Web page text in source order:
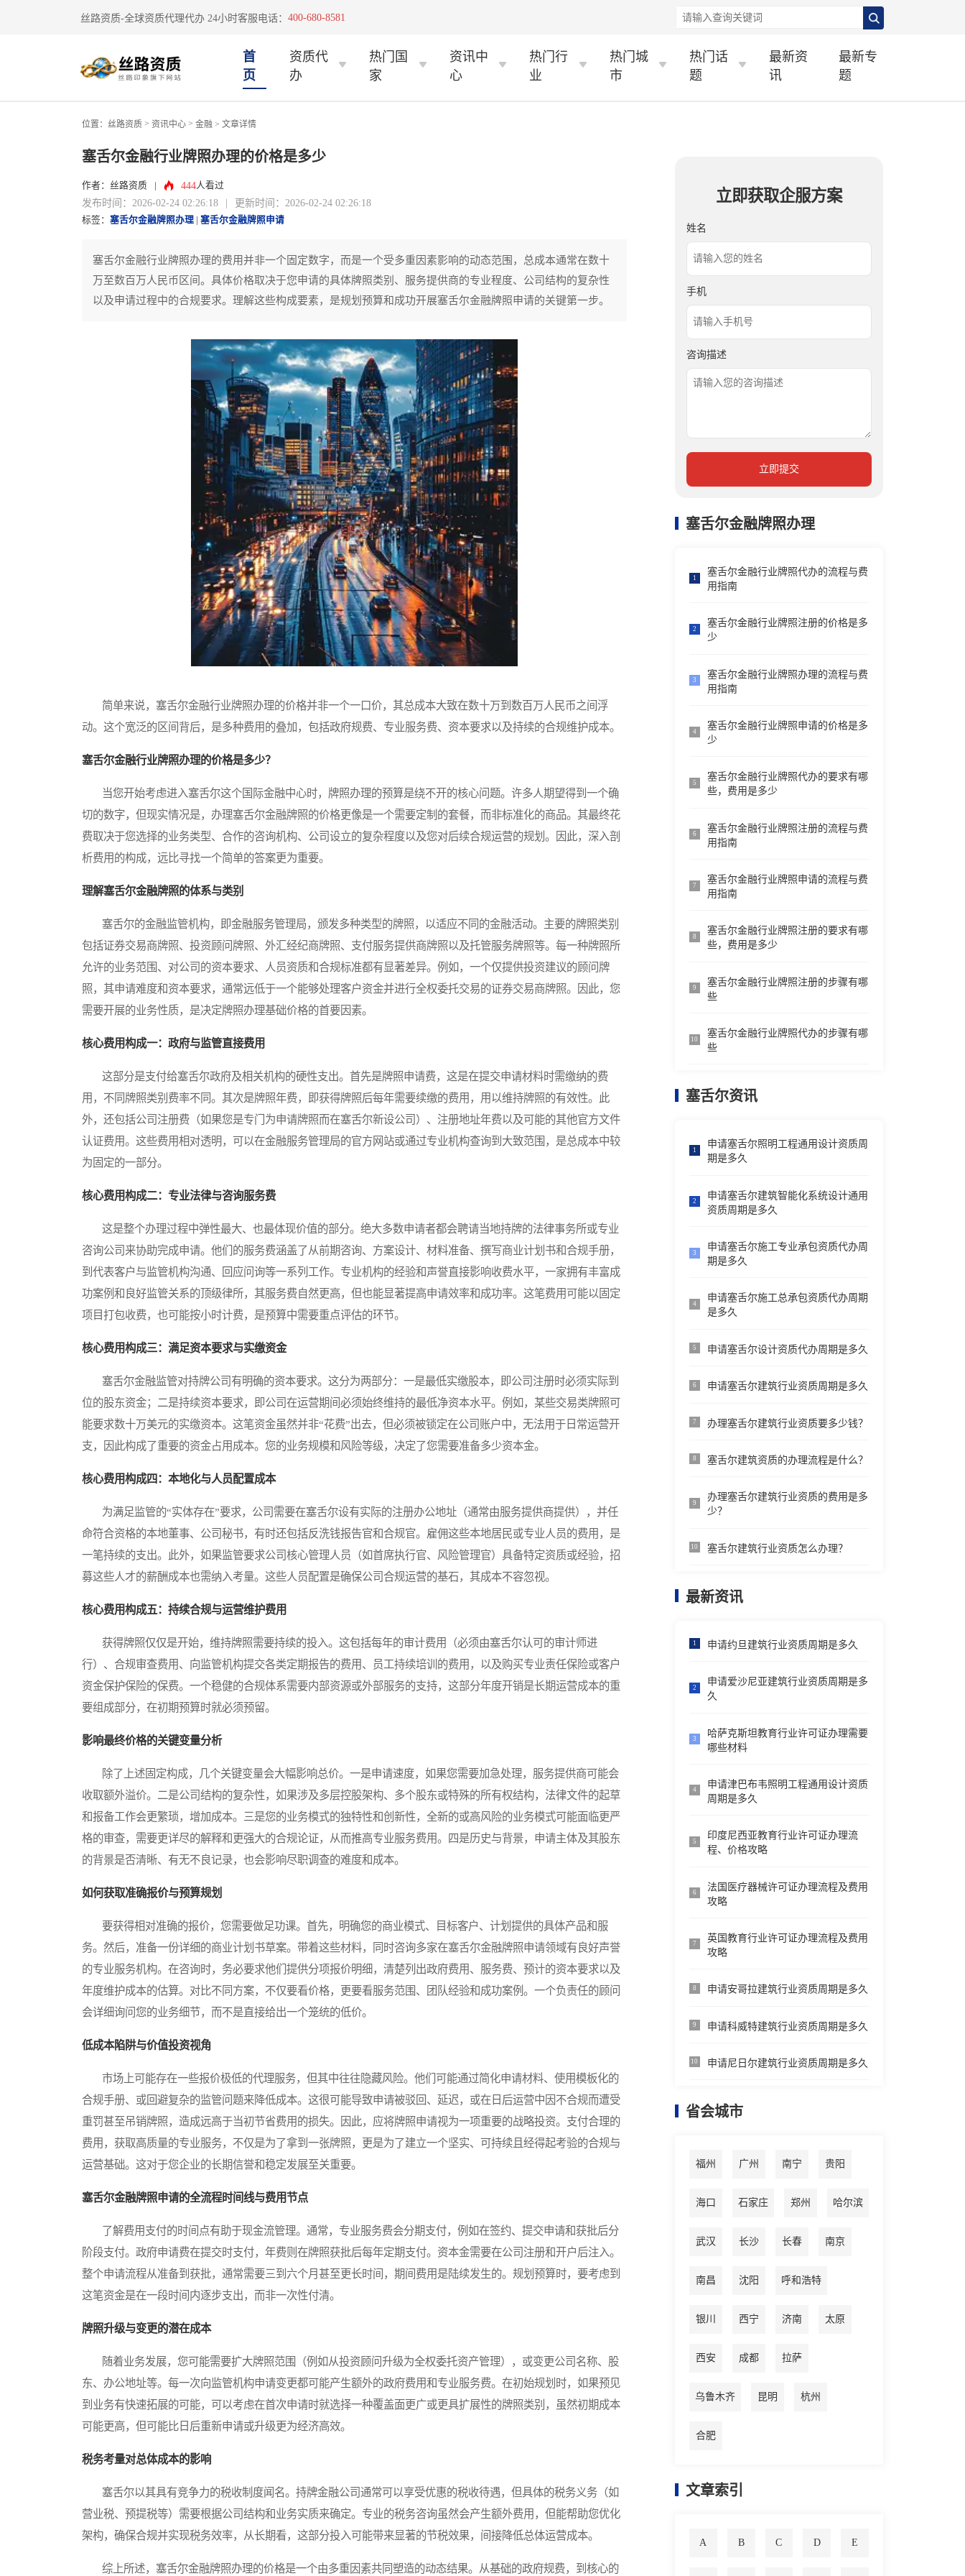
丝路资质-全球资质代理代办 24小时客服电话： 400-680-8581
首
页
资质代
办
热门国
家
资讯中
心
热门行
业
热门城
市
热门话
题
最新资
讯
最新专
题
位置： 丝路资质 > 资讯中心 > 金融 > 文章详情
塞舌尔金融行业牌照办理的价格是多少
作者：丝路资质 444人看过
发布时间：2026-02-24 02:26:18 | 更新时间：2026-02-24 02:26:18
标签： 塞舌尔金融牌照办理 塞舌尔金融牌照申请
塞舌尔金融行业牌照办理的费用并非一个固定数字，而是一个受多重因素影响的动态范围，总成本通常在数十
万至数百万人民币区间。具体价格取决于您申请的具体牌照类别、服务提供商的专业程度、公司结构的复杂性
以及申请过程中的合规要求。理解这些构成要素，是规划预算和成功开展塞舌尔金融牌照申请的关键第一步。
简单来说，塞舌尔金融行业牌照办理的价格并非一个一口价，其总成本大致在数十万到数百万人民币之间浮
动。这个宽泛的区间背后，是多种费用的叠加，包括政府规费、专业服务费、资本要求以及持续的合规维护成本。
塞舌尔金融行业牌照办理的价格是多少？
当您开始考虑进入塞舌尔这个国际金融中心时，牌照办理的预算是绕不开的核心问题。许多人期望得到一个确
切的数字，但现实情况是，办理塞舌尔金融牌照的价格更像是一个需要定制的套餐，而非标准化的商品。其最终花
费取决于您选择的业务类型、合作的咨询机构、公司设立的复杂程度以及您对后续合规运营的规划。因此，深入剖
析费用的构成，远比寻找一个简单的答案更为重要。
理解塞舌尔金融牌照的体系与类别
塞舌尔的金融监管机构，即金融服务管理局，颁发多种类型的牌照，以适应不同的金融活动。主要的牌照类别
包括证券交易商牌照、投资顾问牌照、外汇经纪商牌照、支付服务提供商牌照以及托管服务牌照等。每一种牌照所
允许的业务范围、对公司的资本要求、人员资质和合规标准都有显著差异。例如，一个仅提供投资建议的顾问牌
照，其申请难度和资本要求，通常远低于一个能够处理客户资金并进行全权委托交易的证券交易商牌照。因此，您
需要开展的业务性质，是决定牌照办理基础价格的首要因素。
核心费用构成一：政府与监管直接费用
这部分是支付给塞舌尔政府及相关机构的硬性支出。首先是牌照申请费，这是在提交申请材料时需缴纳的费
用，不同牌照类别费率不同。其次是牌照年费，即获得牌照后每年需要续缴的费用，用以维持牌照的有效性。此
外，还包括公司注册费（如果您是专门为申请牌照而在塞舌尔新设公司）、注册地址年费以及可能的其他官方文件
认证费用。这些费用相对透明，可以在金融服务管理局的官方网站或通过专业机构查询到大致范围，是总成本中较
为固定的一部分。
核心费用构成二：专业法律与咨询服务费
这是整个办理过程中弹性最大、也最体现价值的部分。绝大多数申请者都会聘请当地持牌的法律事务所或专业
咨询公司来协助完成申请。他们的服务费涵盖了从前期咨询、方案设计、材料准备、撰写商业计划书和合规手册，
到代表客户与监管机构沟通、回应问询等一系列工作。专业机构的经验和声誉直接影响收费水平，一家拥有丰富成
功案例和良好监管关系的顶级律所，其服务费自然更高，但也能显著提高申请效率和成功率。这笔费用可能以固定
项目打包收费，也可能按小时计费，是预算中需要重点评估的环节。
核心费用构成三：满足资本要求与实缴资金
塞舌尔金融监管对持牌公司有明确的资本要求。这分为两部分：一是最低实缴股本，即公司注册时必须实际到
位的股东资金；二是持续资本要求，即公司在运营期间必须始终维持的最低净资本水平。例如，某些交易类牌照可
能要求数十万美元的实缴资本。这笔资金虽然并非“花费”出去，但必须被锁定在公司账户中，无法用于日常运营开
支，因此构成了重要的资金占用成本。您的业务规模和风险等级，决定了您需要准备多少资本金。
核心费用构成四：本地化与人员配置成本
为满足监管的“实体存在”要求，公司需要在塞舌尔设有实际的注册办公地址（通常由服务提供商提供），并任
命符合资格的本地董事、公司秘书，有时还包括反洗钱报告官和合规官。雇佣这些本地居民或专业人员的费用，是
一笔持续的支出。此外，如果监管要求公司核心管理人员（如首席执行官、风险管理官）具备特定资质或经验，招
募这些人才的薪酬成本也需纳入考量。这些人员配置是确保公司合规运营的基石，其成本不容忽视。
核心费用构成五：持续合规与运营维护费用
获得牌照仅仅是开始，维持牌照需要持续的投入。这包括每年的审计费用（必须由塞舌尔认可的审计师进
行）、合规审查费用、向监管机构提交各类定期报告的费用、员工持续培训的费用，以及购买专业责任保险或客户
资金保护保险的保费。一个稳健的合规体系需要内部资源或外部服务的支持，这部分年度开销是长期运营成本的重
要组成部分，在初期预算时就必须预留。
影响最终价格的关键变量分析
除了上述固定构成，几个关键变量会大幅影响总价。一是申请速度，如果您需要加急处理，服务提供商可能会
收取额外溢价。二是公司结构的复杂性，如果涉及多层控股架构、多个股东或特殊的所有权结构，法律文件的起草
和报备工作会更繁琐，增加成本。三是您的业务模式的独特性和创新性，全新的或高风险的业务模式可能面临更严
格的审查，需要更详尽的解释和更强大的合规论证，从而推高专业服务费用。四是历史与背景，申请主体及其股东
的背景是否清晰、有无不良记录，也会影响尽职调查的难度和成本。
如何获取准确报价与预算规划
要获得相对准确的报价，您需要做足功课。首先，明确您的商业模式、目标客户、计划提供的具体产品和服
务。然后，准备一份详细的商业计划书草案。带着这些材料，同时咨询多家在塞舌尔金融牌照申请领域有良好声誉
的专业服务机构。在咨询时，务必要求他们提供分项报价明细，清楚列出政府费用、服务费、预计的资本要求以及
年度维护成本的估算。对比不同方案，不仅要看价格，更要看服务范围、团队经验和成功案例。一个负责任的顾问
会详细询问您的业务细节，而不是直接给出一个笼统的低价。
低成本陷阱与价值投资视角
市场上可能存在一些报价极低的代理服务，但其中往往隐藏风险。他们可能通过简化申请材料、使用模板化的
合规手册、或回避复杂的监管问题来降低成本。这很可能导致申请被驳回、延迟，或在日后运营中因不合规而遭受
重罚甚至吊销牌照，造成远高于当初节省费用的损失。因此，应将牌照申请视为一项重要的战略投资。支付合理的
费用，获取高质量的专业服务，不仅是为了拿到一张牌照，更是为了建立一个坚实、可持续且经得起考验的合规与
运营基础。这对于您企业的长期信誉和稳定发展至关重要。
塞舌尔金融牌照申请的全流程时间线与费用节点
了解费用支付的时间点有助于现金流管理。通常，专业服务费会分期支付，例如在签约、提交申请和获批后分
阶段支付。政府申请费在提交时支付，年费则在牌照获批后每年定期支付。资本金需要在公司注册和开户后注入。
整个申请流程从准备到获批，通常需要三到六个月甚至更长时间，期间费用是陆续发生的。规划预算时，要考虑到
这笔资金是在一段时间内逐步支出，而非一次性付清。
牌照升级与变更的潜在成本
随着业务发展，您可能需要扩大牌照范围（例如从投资顾问升级为全权委托资产管理），或变更公司名称、股
东、办公地址等。每一次向监管机构申请变更都可能产生额外的政府费用和专业服务费。在初始规划时，如果预见
到业务有快速拓展的可能，可以考虑在首次申请时就选择一种覆盖面更广或更具扩展性的牌照类别，虽然初期成本
可能更高，但可能比日后重新申请或升级更为经济高效。
税务考量对总体成本的影响
塞舌尔以其具有竞争力的税收制度闻名。持牌金融公司通常可以享受优惠的税收待遇，但具体的税务义务（如
营业税、预提税等）需要根据公司结构和业务实质来确定。专业的税务咨询虽然会产生额外费用，但能帮助您优化
架构，确保合规并实现税务效率，从长期看，这部分投入可能带来显著的节税效果，间接降低总体运营成本。
综上所述，塞舌尔金融牌照办理的价格是一个由多重因素共同塑造的动态结果。从基础的政府规费，到核心的
立即获取企服方案
姓名
手机
咨询描述
立即提交
塞舌尔金融牌照办理
1
塞舌尔金融行业牌照代办的流程与费
用指南
2
塞舌尔金融行业牌照注册的价格是多
少
3
塞舌尔金融行业牌照办理的流程与费
用指南
4
塞舌尔金融行业牌照申请的价格是多
少
5
塞舌尔金融行业牌照代办的要求有哪
些，费用是多少
6
塞舌尔金融行业牌照注册的流程与费
用指南
7
塞舌尔金融行业牌照申请的流程与费
用指南
8
塞舌尔金融行业牌照注册的要求有哪
些，费用是多少
9
塞舌尔金融行业牌照注册的步骤有哪
些
10
塞舌尔金融行业牌照代办的步骤有哪
些
塞舌尔资讯
1
申请塞舌尔照明工程通用设计资质周
期是多久
2
申请塞舌尔建筑智能化系统设计通用
资质周期是多久
3
申请塞舌尔施工专业承包资质代办周
期是多久
4
申请塞舌尔施工总承包资质代办周期
是多久
5 申请塞舌尔设计资质代办周期是多久
6 申请塞舌尔建筑行业资质周期是多久
7 办理塞舌尔建筑行业资质要多少钱？
8 塞舌尔建筑资质的办理流程是什么？
9
办理塞舌尔建筑行业资质的费用是多
少？
10 塞舌尔建筑行业资质怎么办理？
最新资讯
1 申请约旦建筑行业资质周期是多久
2
申请爱沙尼亚建筑行业资质周期是多
久
3
哈萨克斯坦教育行业许可证办理需要
哪些材料
4
申请津巴布韦照明工程通用设计资质
周期是多久
5
印度尼西亚教育行业许可证办理流
程、价格攻略
6
法国医疗器械许可证办理流程及费用
攻略
7
英国教育行业许可证办理流程及费用
攻略
8 申请安哥拉建筑行业资质周期是多久
9 申请科威特建筑行业资质周期是多久
10 申请尼日尔建筑行业资质周期是多久
省会城市
福州 广州 南宁 贵阳
海口 石家庄 郑州 哈尔滨
武汉 长沙 长春 南京
南昌 沈阳 呼和浩特
银川 西宁 济南 太原
西安 成都 拉萨
乌鲁木齐 昆明 杭州
合肥
文章索引
A B C D E